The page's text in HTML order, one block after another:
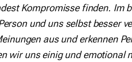
Kompromisse finden. Im
und uns selbst besser
aus und erkennen
wir uns einig und emotional